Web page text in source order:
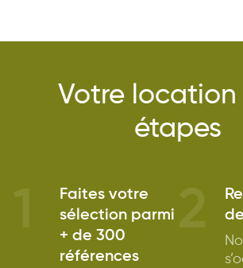
Votre location
étapes
Faites votre
sélection parmi
+ de 300
références